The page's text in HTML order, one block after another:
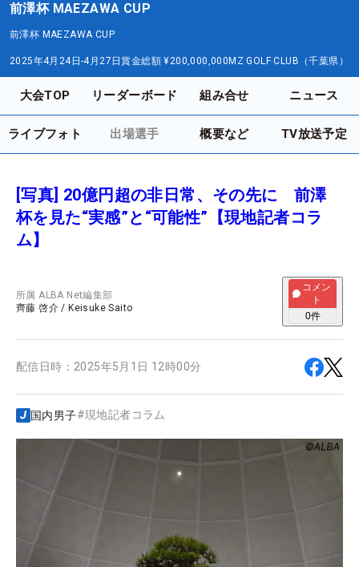
前澤杯 MAEZAWA CUP
前澤杯 MAEZAWA CUP
2025年4月24日-4月27日賞金総額 ¥200,000,000 MZ GOLF CLUB（千葉県）
大会TOP リーダーボード 組み合せ ニュース
ライブフォト 出場選手 概要など TV放送予定
[写真] 20億円超の非日常、その先に 前澤
杯を見た“実感”と“可能性”【現地記者コラ
ム】
所属ALBA Net編集部
齊藤 啓介 / Keisuke Saito
コメン
ト
0件
配信日時： 2025年5月1日 12時00分
国内男子#現地記者コラム